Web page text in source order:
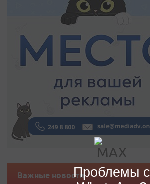
Важные новостиПроблемы с